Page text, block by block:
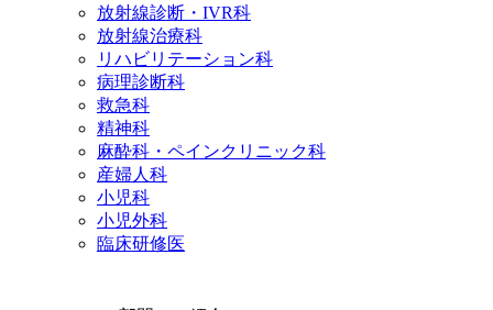
放射線診断・IVR科
放射線治療科
リハビリテーション科
病理診断科
救急科
精神科
麻酔科・ペインクリニック科
産婦人科
小児科
小児外科
臨床研修医